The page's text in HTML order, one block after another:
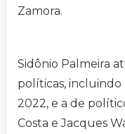
Zamora.
Sidônio Palmeira
políticas, incluindo
2022, e a de
Costa e Jacques